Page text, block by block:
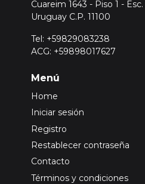
Cuareim 1643 - Piso 1 -
Uruguay C.P. 11100
Tel: +59829083238
ACG: +59898017627
Menú
Home
Iniciar sesión
Registro
Restablecer contraseña
Contacto
Términos y condiciones